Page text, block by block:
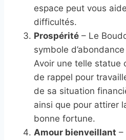
espace peut vous
difficultés.
Prospérité – Le
symbole
Avoir une telle statue
de rappel pour
de sa situation
ainsi que pour attirer
bonne fortune.
Amour bienveillant –